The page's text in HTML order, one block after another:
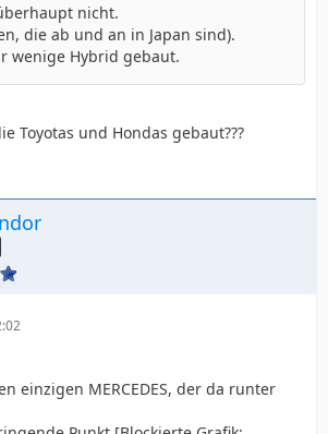
nicht.
die ab und an in Japan sind).
wenige Hybrid gebaut.
Toyotas und Hondas gebaut???
einzigen MERCEDES, der da runter